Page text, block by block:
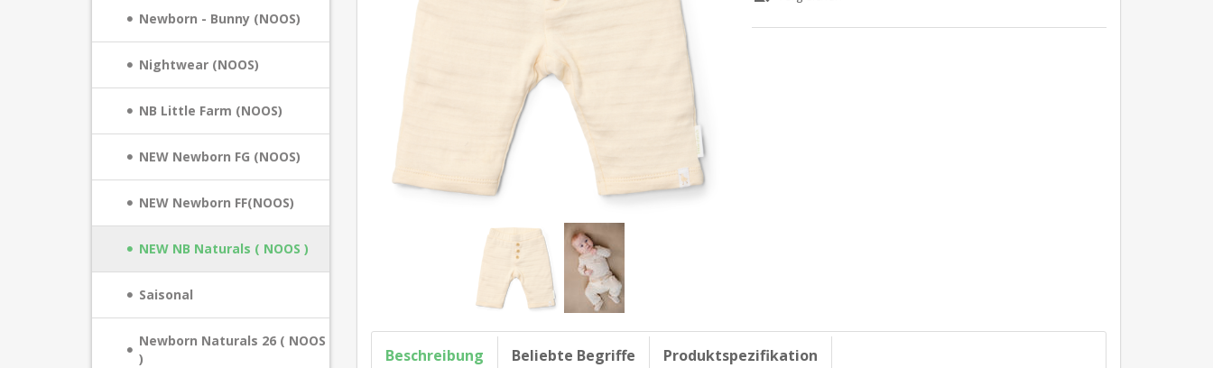
Newborn - Bunny (NOOS)
Nightwear (NOOS)
NB Little Farm (NOOS)
NEW Newborn FG (NOOS)
NEW Newborn FF(NOOS)
NEW NB Naturals ( NOOS )
Saisonal
Newborn Naturals 26 ( NOOS
)
Beschreibung Beliebte Begriffe Produktspezifikation